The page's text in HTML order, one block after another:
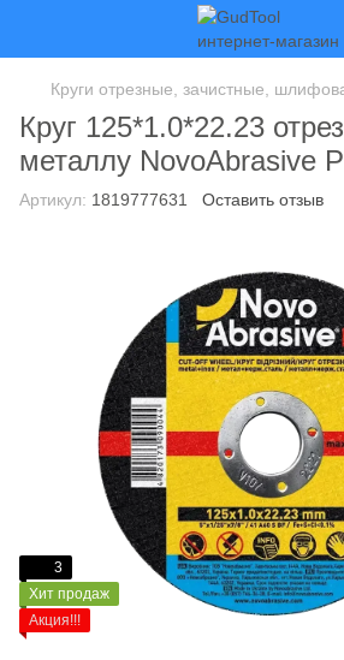
Круги отрезные, зачистные,
Круг 125*1.0*22.23
металлу NovoAbrasive
Артикул: 1819777631 Оставить отзыв
3
Хит продаж
Акция!!!